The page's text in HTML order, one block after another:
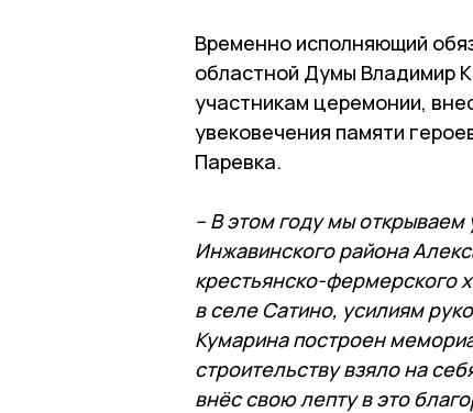
Временно исполняющий
областной Думы Владимир
участникам церемонии,
увековечения памяти
Паревка.
– В этом году мы
Инжавинского района
крестьянско-фермерского
в селе Сатино, усилиям
Кумарина построен
строительству взяло на
внёс свою лепту в это